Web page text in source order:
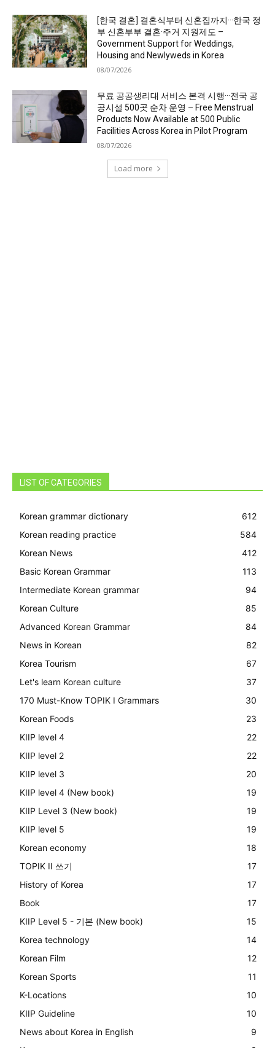
[한국 결혼] 결혼식부터 신혼집까지···한국 정
부 신혼부부 결혼·주거 지원제도 –
Government Support for Weddings,
Housing and Newlyweds in Korea
08/07/2026
무료 공공생리대 서비스 본격 시행···전국 공
공시설 500곳 순차 운영 – Free Menstrual
Products Now Available at 500 Public
Facilities Across Korea in Pilot Program
08/07/2026
Load more
LIST OF CATEGORIES
Korean grammar dictionary
612
Korean reading practice
584
Korean News
412
Basic Korean Grammar
113
Intermediate Korean grammar
94
Korean Culture
85
Advanced Korean Grammar
84
News in Korean
82
Korea Tourism
67
Let's learn Korean culture
37
170 Must-Know TOPIK I Grammars
30
Korean Foods
23
KIIP level 4
22
KIIP level 2
22
KIIP level 3
20
KIIP level 4 (New book)
19
KIIP Level 3 (New book)
19
KIIP level 5
19
Korean economy
18
TOPIK II 쓰기
17
History of Korea
17
Book
17
KIIP Level 5 - 기본 (New book)
15
Korea technology
14
Korean Film
12
Korean Sports
11
K-Locations
10
KIIP Guideline
10
News about Korea in English
9